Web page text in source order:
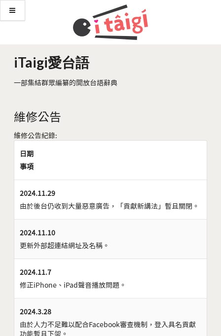
iTaigi愛台語
一部集結群眾編纂的開放台語辭典
維修公告
維修公告紀錄:
日期
事項
2024.11.29
由於後台仍收到大量惡意廣告，「貢獻新講法」暫且關閉。
2024.11.10
更新外部超連結網址及名稱。
2024.11.7
修正iPhone、iPad聲音播放問題。
2024.3.28
由於人力不足難以配合Facebook審查機制，登入具名貢獻
功能暫且下架。